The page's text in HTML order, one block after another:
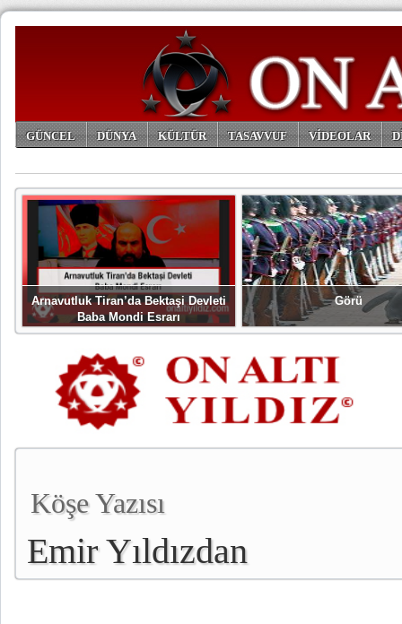
GÜNCEL DÜNYA KÜLTÜR TASAVVUF VİDEOLAR
Arnavutluk Tiran’da Bektaşi Devleti
Baba Mondi Esrarı
Görü
Köşe Yazısı
Emir Yıldızdan